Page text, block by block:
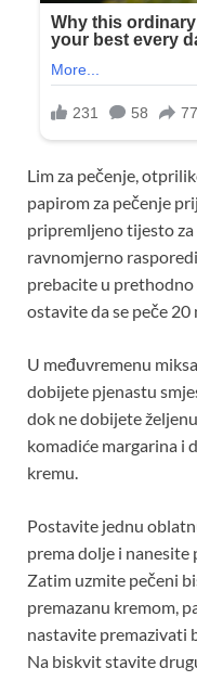
Lim za pečenje,
papirom za pečenje
pripremljeno tijesto
ravnomjerno
prebacite u prethodno
ostavite da se peče 20
U međuvremenu
dobijete pjenastu
dok ne dobijete
komadiće margarina i
kremu.
Postavite jednu
prema dolje i
Zatim uzmite pečeni
premazanu kremom,
nastavite premazivati
Na biskvit stavite